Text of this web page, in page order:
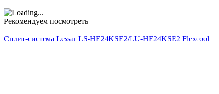
Рекомендуем посмотреть
Сплит-система Lessar LS-HE24KSE2/LU-HE24KSE2 Flexcool